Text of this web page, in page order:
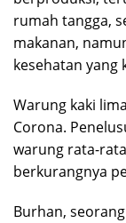
rumah tangga,
makanan,
kesehatan yang
Warung kaki
Corona.
warung rata-
berkurangnya
Burhan,